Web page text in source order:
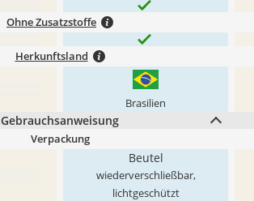
Ohne Zusatzstoffe
Herkunftsland
Brasilien
Gebrauchsanweisung
Verpackung
Beutel
wiederverschließbar,
lichtgeschützt